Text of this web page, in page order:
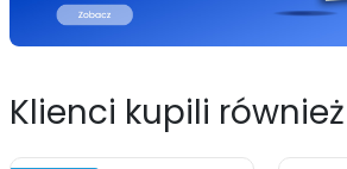
Klienci kupili również